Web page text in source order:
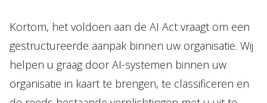
Kortom, het voldoen aan de AI Act vraagt om een
gestructureerde aanpak binnen uw organisatie. Wij
helpen u graag door AI-systemen binnen uw
organisatie in kaart te brengen, te classificeren en